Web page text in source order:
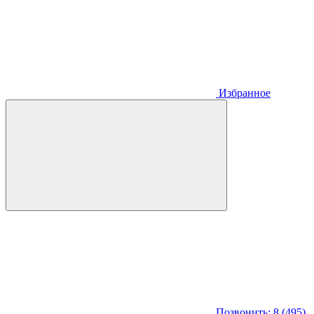
Избранное